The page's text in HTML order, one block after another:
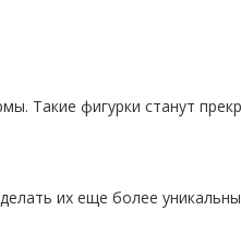
Такие фигурки станут
их еще более